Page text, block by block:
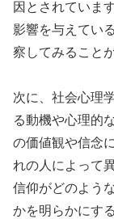
因とされていま
影響を与えてい
察してみること
次に、社会心理
る動機や心理的
の価値観や信念
れの人によって
信仰がどのよう
かを明らかにす